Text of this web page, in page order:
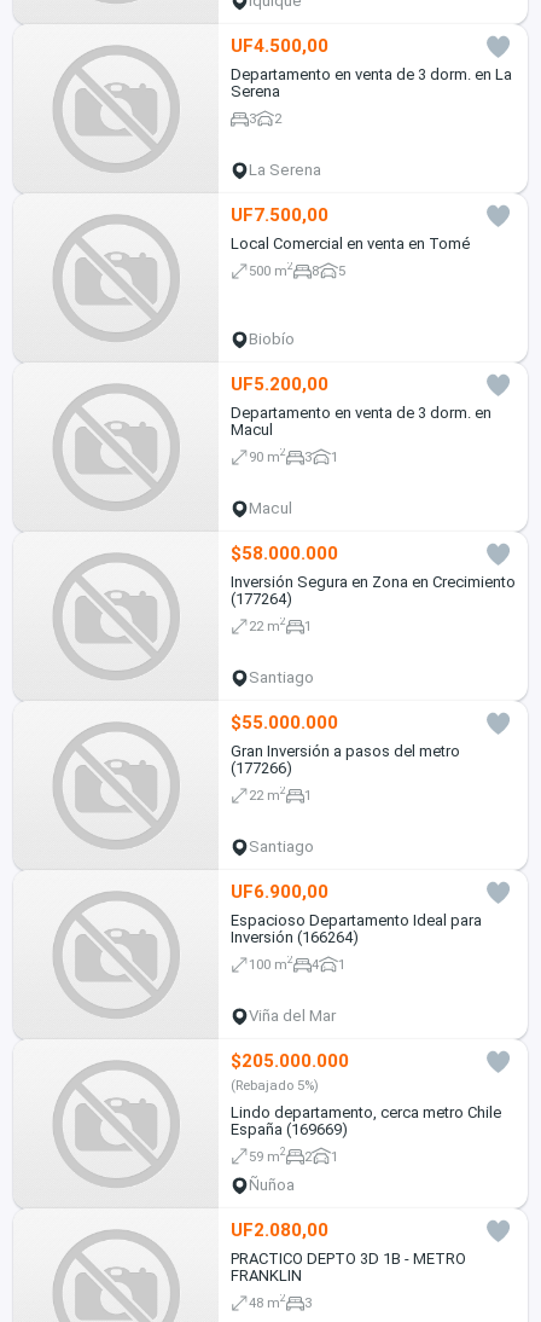
UF4.500,00
Departamento en venta de 3 dorm. en La
Serena
3 2
La Serena
UF7.500,00
Local Comercial en venta en Tomé
500 m2 8 5
Biobío
UF5.200,00
Departamento en venta de 3 dorm. en
Macul
90 m2 3 1
Macul
$58.000.000
Inversión Segura en Zona en Crecimiento
(177264)
22 m2 1
Santiago
$55.000.000
Gran Inversión a pasos del metro
(177266)
22 m2 1
Santiago
UF6.900,00
Espacioso Departamento Ideal para
Inversión (166264)
100 m2 4 1
Viña del Mar
$205.000.000
(Rebajado 5%)
Lindo departamento, cerca metro Chile
España (169669)
59 m2 2 1
Ñuñoa
UF2.080,00
PRACTICO DEPTO 3D 1B - METRO
FRANKLIN
48 m2 3